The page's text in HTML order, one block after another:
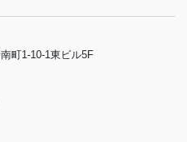
町1-10-1東ビル5F